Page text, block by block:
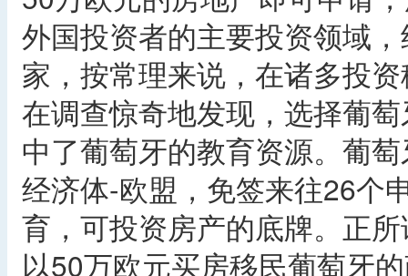
外国投资者的主要投资领域
家，按常理来说，在诸多投
在调查惊奇地发现，选择葡
中了葡萄牙的教育资源。葡
经济体-欧盟，免签来往26个
育，可投资房产的底牌。正
以50万欧元买房移民葡萄牙